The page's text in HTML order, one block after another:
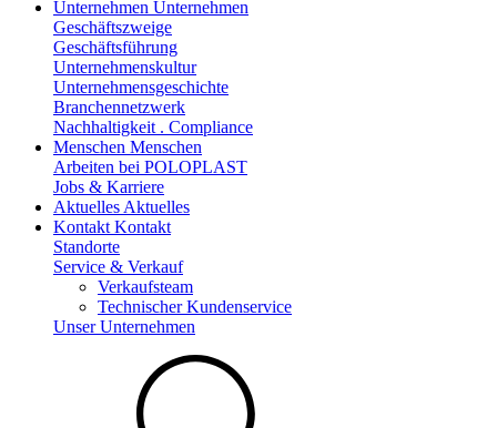
Unternehmen Unternehmen
Geschäftszweige
Geschäftsführung
Unternehmenskultur
Unternehmensgeschichte
Branchennetzwerk
Nachhaltigkeit . Compliance
Menschen Menschen
Arbeiten bei POLOPLAST
Jobs & Karriere
Aktuelles Aktuelles
Kontakt Kontakt
Standorte
Service & Verkauf
Verkaufsteam
Technischer Kundenservice
Unser Unternehmen